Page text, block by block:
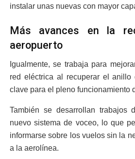
instalar unas nuevas con mayor
Más avances en la
aeropuerto
Igualmente, se trabaja para
red eléctrica al recuperar el anillo
clave para el pleno funcionamiento
También se desarrollan trabajos
nuevo sistema de voceo, lo que
informarse sobre los vuelos sin la
a la aerolínea.